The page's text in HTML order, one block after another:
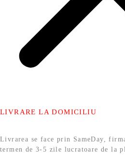
LIVRARE LA DOMICILIU
Livrarea se face prin SameDay,
termen de 3-5 zile lucratoare de la